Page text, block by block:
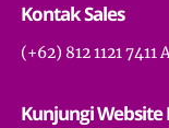
Kontak Sales
(+62) 812 1121 7411
Kunjungi Website